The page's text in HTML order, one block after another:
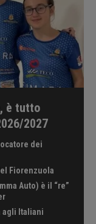
è tutto
2027
dei
Fiorenzuola
Auto) è il “re”
agli Italiani